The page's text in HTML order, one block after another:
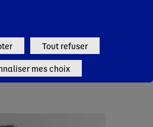
Bosetta
géographies et des
Tout refuser
mes choix